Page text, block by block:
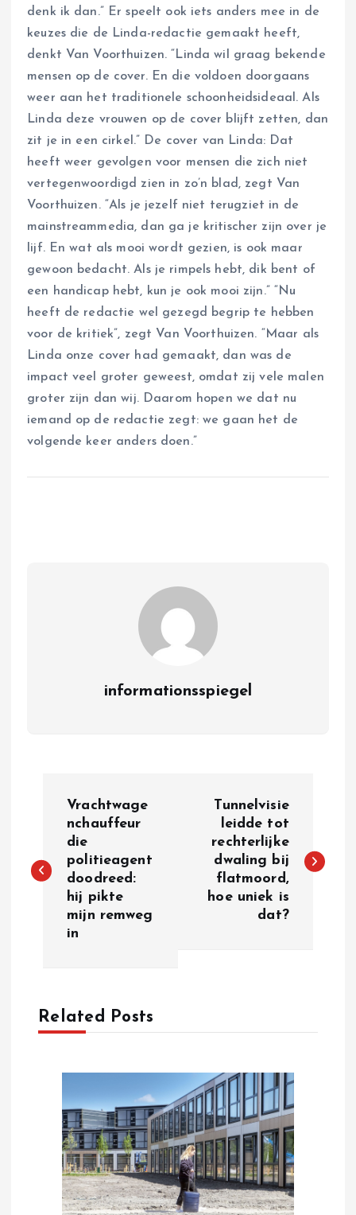
denk ik dan.” Er speelt ook iets anders mee in de
keuzes die de Linda-redactie gemaakt heeft,
denkt Van Voorthuizen. “Linda wil graag bekende
mensen op de cover. En die voldoen doorgaans
weer aan het traditionele schoonheidsideaal. Als
Linda deze vrouwen op de cover blijft zetten, dan
zit je in een cirkel.” De cover van Linda: Dat
heeft weer gevolgen voor mensen die zich niet
vertegenwoordigd zien in zo’n blad, zegt Van
Voorthuizen. “Als je jezelf niet terugziet in de
mainstreammedia, dan ga je kritischer zijn over je
lijf. En wat als mooi wordt gezien, is ook maar
gewoon bedacht. Als je rimpels hebt, dik bent of
een handicap hebt, kun je ook mooi zijn.” “Nu
heeft de redactie wel gezegd begrip te hebben
voor de kritiek”, zegt Van Voorthuizen. “Maar als
Linda onze cover had gemaakt, dan was de
impact veel groter geweest, omdat zij vele malen
groter zijn dan wij. Daarom hopen we dat nu
iemand op de redactie zegt: we gaan het de
volgende keer anders doen.”
informationsspiegel
s
v
Vrachtwage
nchauffeur
die
politieagent
doodreed:
hij pikte
mijn remweg
in
Tunnelvisie
leidde tot
rechterlijke
dwaling bij
flatmoord,
hoe uniek is
dat?
Related Posts